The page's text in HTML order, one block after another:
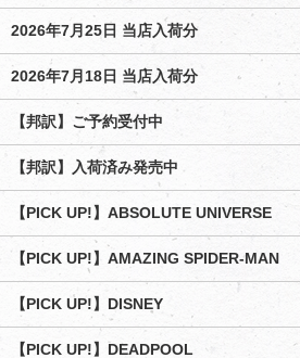
2026年7月25日 当店入荷分
2026年7月18日 当店入荷分
【邦訳】ご予約受付中
【邦訳】入荷済み発売中
【PICK UP!】ABSOLUTE UNIVERSE
【PICK UP!】AMAZING SPIDER-MAN
【PICK UP!】DISNEY
【PICK UP!】DEADPOOL